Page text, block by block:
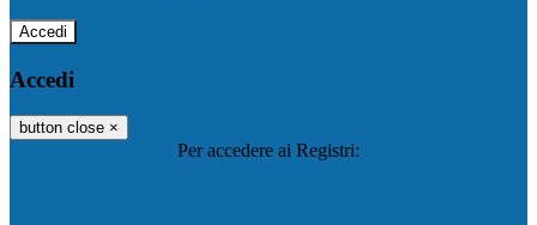
Accedi
Accedi
button close ×
Per accedere ai Registri: